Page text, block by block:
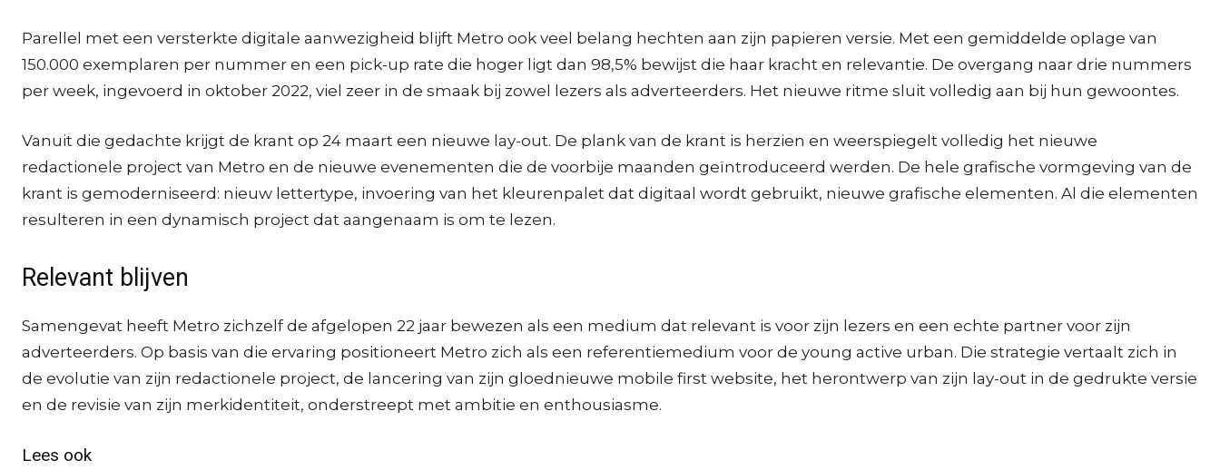
Parellel met een versterkte digitale aanwezigheid blijft Metro ook veel belang hechten aan zijn papieren versie. Met een gemiddelde oplage van
150.000 exemplaren per nummer en een pick-up rate die hoger ligt dan 98,5% bewijst die haar kracht en relevantie. De overgang naar drie nummers
per week, ingevoerd in oktober 2022, viel zeer in de smaak bij zowel lezers als adverteerders. Het nieuwe ritme sluit volledig aan bij hun gewoontes.
Vanuit die gedachte krijgt de krant op 24 maart een nieuwe lay-out. De plank van de krant is herzien en weerspiegelt volledig het nieuwe
redactionele project van Metro en de nieuwe evenementen die de voorbije maanden geïntroduceerd werden. De hele grafische vormgeving van de
krant is gemoderniseerd: nieuw lettertype, invoering van het kleurenpalet dat digitaal wordt gebruikt, nieuwe grafische elementen. Al die elementen
resulteren in een dynamisch project dat aangenaam is om te lezen.
Relevant blijven
Samengevat heeft Metro zichzelf de afgelopen 22 jaar bewezen als een medium dat relevant is voor zijn lezers en een echte partner voor zijn
adverteerders. Op basis van die ervaring positioneert Metro zich als een referentiemedium voor de young active urban. Die strategie vertaalt zich in
de evolutie van zijn redactionele project, de lancering van zijn gloednieuwe mobile first website, het herontwerp van zijn lay-out in de gedrukte versie
en de revisie van zijn merkidentiteit, onderstreept met ambitie en enthousiasme.
Lees ook